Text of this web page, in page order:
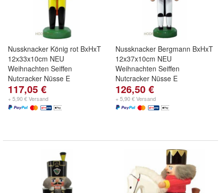
Nussknacker König rot BxHxT
12x33x10cm NEU
Weihnachten Seiffen
Nutcracker Nüsse E
117,05 €
+ 5,90 € Versand
Nussknacker Bergmann BxHxT
12x37x10cm NEU
Weihnachten Seiffen
Nutcracker Nüsse E
126,50 €
+ 5,90 € Versand